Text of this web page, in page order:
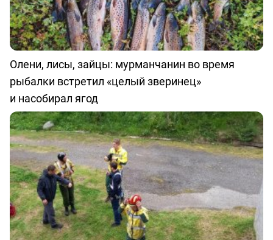
Олени, лисы, зайцы: мурманчанин во время
рыбалки встретил «целый зверинец»
и насобирал ягод